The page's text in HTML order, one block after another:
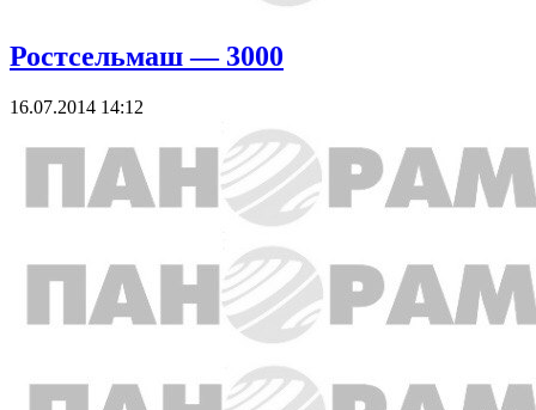
Ростсельмаш — 3000
16.07.2014 14:12